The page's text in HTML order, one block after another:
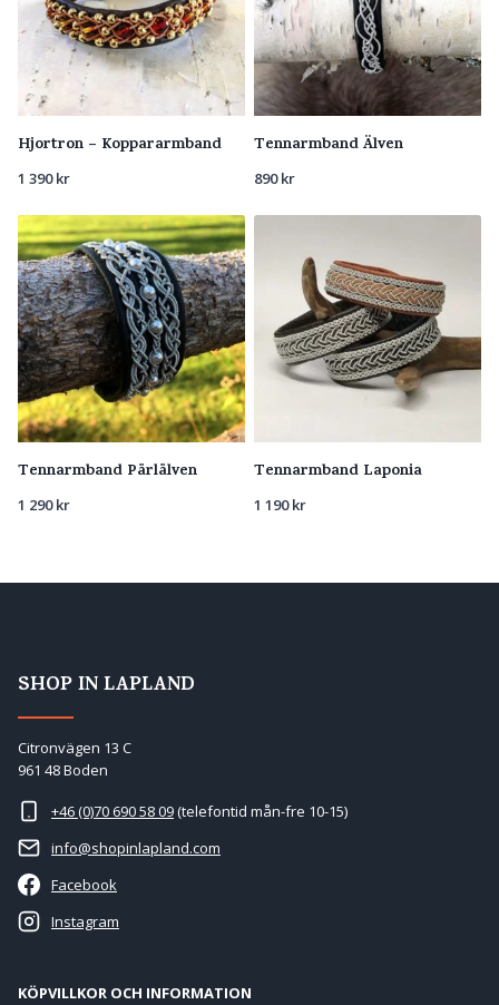
Hjortron – Koppararmband
1 390kr
Tennarmband Älven
890kr
Tennarmband Pärlälven
1 290kr
Tennarmband Laponia
1 190kr
SHOP IN LAPLAND
Citronvägen 13 C
961 48 Boden
+46 (0)70 690 58 09(telefontid mån-fre 10-15)
info@shopinlapland.com
Facebook
Instagram
KÖPVILLKOR OCH INFORMATION